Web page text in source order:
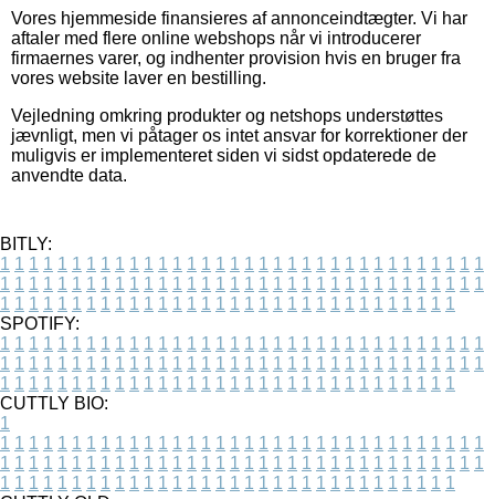
Vores hjemmeside finansieres af annonceindtægter. Vi har
aftaler med flere online webshops når vi introducerer
firmaernes varer, og indhenter provision hvis en bruger fra
vores website laver en bestilling.
Vejledning omkring produkter og netshops understøttes
jævnligt, men vi påtager os intet ansvar for korrektioner der
muligvis er implementeret siden vi sidst opdaterede de
anvendte data.
BITLY:
1 1 1 1 1 1 1 1 1 1 1 1 1 1 1 1 1 1 1 1 1 1 1 1 1 1 1 1 1 1 1 1 1 1
1 1 1 1 1 1 1 1 1 1 1 1 1 1 1 1 1 1 1 1 1 1 1 1 1 1 1 1 1 1 1 1 1 1
1 1 1 1 1 1 1 1 1 1 1 1 1 1 1 1 1 1 1 1 1 1 1 1 1 1 1 1 1 1 1 1
SPOTIFY:
1 1 1 1 1 1 1 1 1 1 1 1 1 1 1 1 1 1 1 1 1 1 1 1 1 1 1 1 1 1 1 1 1 1
1 1 1 1 1 1 1 1 1 1 1 1 1 1 1 1 1 1 1 1 1 1 1 1 1 1 1 1 1 1 1 1 1 1
1 1 1 1 1 1 1 1 1 1 1 1 1 1 1 1 1 1 1 1 1 1 1 1 1 1 1 1 1 1 1 1
CUTTLY BIO:
1
1 1 1 1 1 1 1 1 1 1 1 1 1 1 1 1 1 1 1 1 1 1 1 1 1 1 1 1 1 1 1 1 1 1
1 1 1 1 1 1 1 1 1 1 1 1 1 1 1 1 1 1 1 1 1 1 1 1 1 1 1 1 1 1 1 1 1 1
1 1 1 1 1 1 1 1 1 1 1 1 1 1 1 1 1 1 1 1 1 1 1 1 1 1 1 1 1 1 1 1